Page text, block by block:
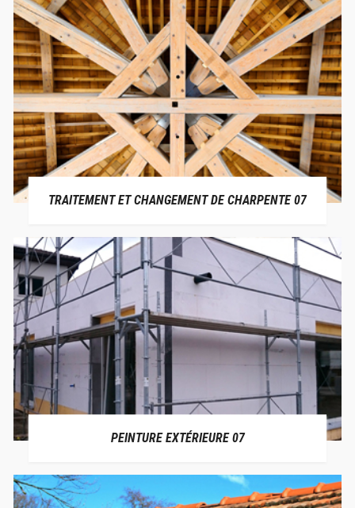
TRAITEMENT ET CHANGEMENT DE CHARPENTE 07
PEINTURE EXTÉRIEURE 07